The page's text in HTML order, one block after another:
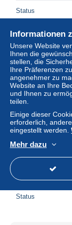
Status
Actien
Status
Informationen
Unsere Website
Ihnen die
stellen, die
Ihre Präferenzen
angenehmer zu
Website an Ihre
und Ihnen zu
teilen.
Einige dieser
erforderlich,
eingestellt werden.
Mehr dazu